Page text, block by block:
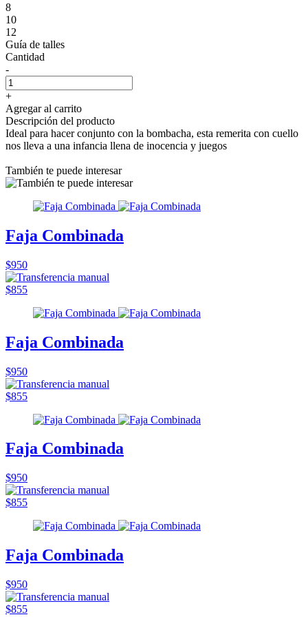
8
10
12
Guía de talles
Cantidad
-
+
Agregar al carrito
Descripción del producto
Ideal para hacer conjunto con la bombacha, esta remerita con cuello
nos lleva a una infancia llena de inocencia y juegos
También te puede interesar
Faja Combinada
$950
$855
Faja Combinada
$950
$855
Faja Combinada
$950
$855
Faja Combinada
$950
$855